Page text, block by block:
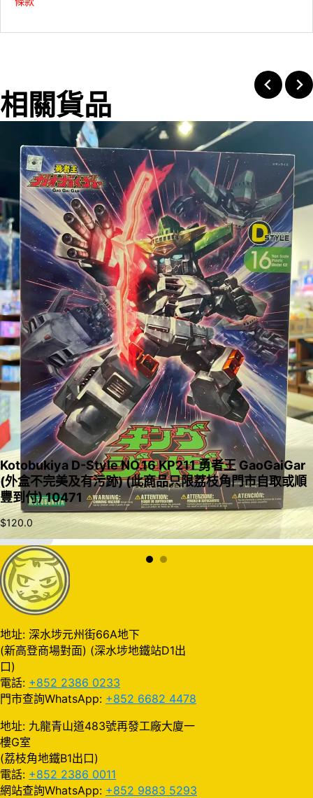
相關貨品
入購物車
Kotobukiya D-Style NO.16 KP211 勇者王 GaoGaiGar
(外盒不完美及有污跡) (此商品只限荔枝角門市自取或順
豐到付) 10471
$120.0
地址: 深水埗元州街66A地下
(新高登商場對面) (深水埗地鐵站D1出
口)
電話: +852 2386 0233
門市查詢WhatsApp: +852 6682 4478
地址: 九龍青山道483號再發工廠大廈一
樓G室
(荔枝角地鐵B1出口)
電話: +852 2386 0011
網站查詢WhatsApp: +852 9883 5293